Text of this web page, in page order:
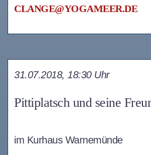
CLANGE@YOGAMEER.DE
Pittiplatsch und seine
31.07.2018, 18:30 Uhr
im Kurhaus Warnemünde